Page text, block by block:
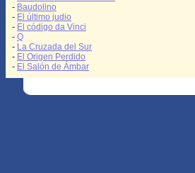
- Baudolino
- El último judio
- El código da Vinci
- Q
- La Cruzada del Sur
- El Origen Perdido
- El Salón de Ámbar